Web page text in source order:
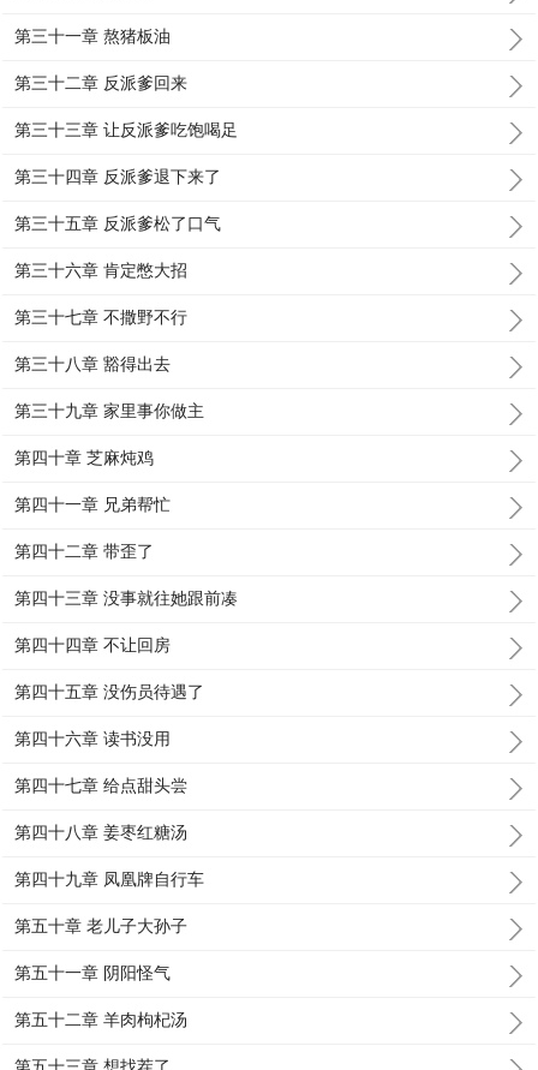
第三十一章 熬猪板油
第三十二章 反派爹回来
第三十三章 让反派爹吃饱喝足
第三十四章 反派爹退下来了
第三十五章 反派爹松了口气
第三十六章 肯定憋大招
第三十七章 不撒野不行
第三十八章 豁得出去
第三十九章 家里事你做主
第四十章 芝麻炖鸡
第四十一章 兄弟帮忙
第四十二章 带歪了
第四十三章 没事就往她跟前凑
第四十四章 不让回房
第四十五章 没伤员待遇了
第四十六章 读书没用
第四十七章 给点甜头尝
第四十八章 姜枣红糖汤
第四十九章 凤凰牌自行车
第五十章 老儿子大孙子
第五十一章 阴阳怪气
第五十二章 羊肉枸杞汤